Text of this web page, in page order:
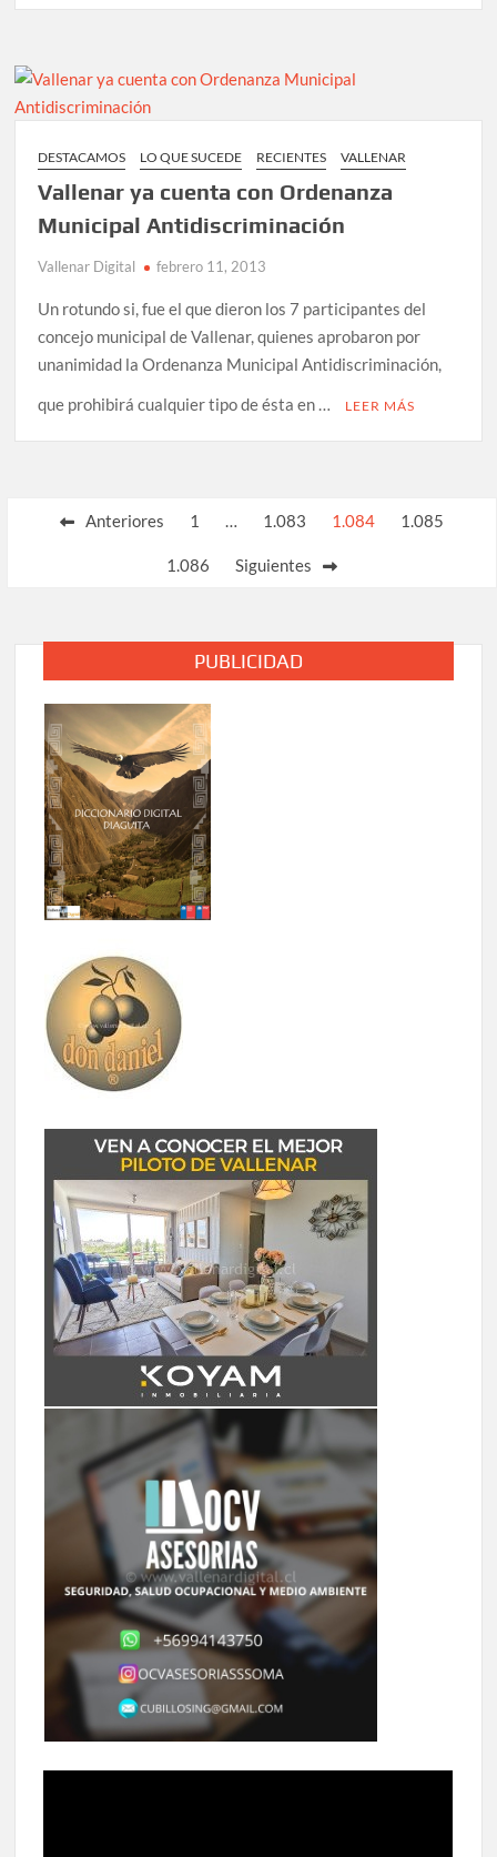
de
DESTACAMOS LO QUE SUCEDE RECIENTES VALLENAR
Vallenar ya cuenta con Ordenanza
Municipal Antidiscriminación
Vallenar Digital febrero 11, 2013
Un rotundo si, fue el que dieron los 7 participantes del
concejo municipal de Vallenar, quienes aprobaron por
unanimidad la Ordenanza Municipal Antidiscriminación,
que prohibirá cualquier tipo de ésta en …
LEER MÁS
Paginación
Anteriores 1 … 1.083 1.084 1.085
1.086 Siguientes
PUBLICIDAD